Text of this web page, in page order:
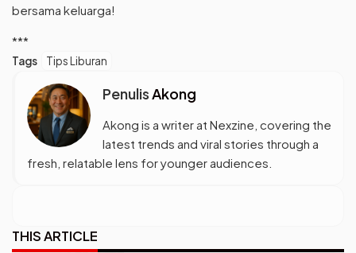
bersama keluarga!
***
Tags Tips Liburan
PenulisAkong
Akong is a writer at Nexzine, covering the
latest trends and viral stories through a
fresh, relatable lens for younger audiences.
THIS ARTICLE